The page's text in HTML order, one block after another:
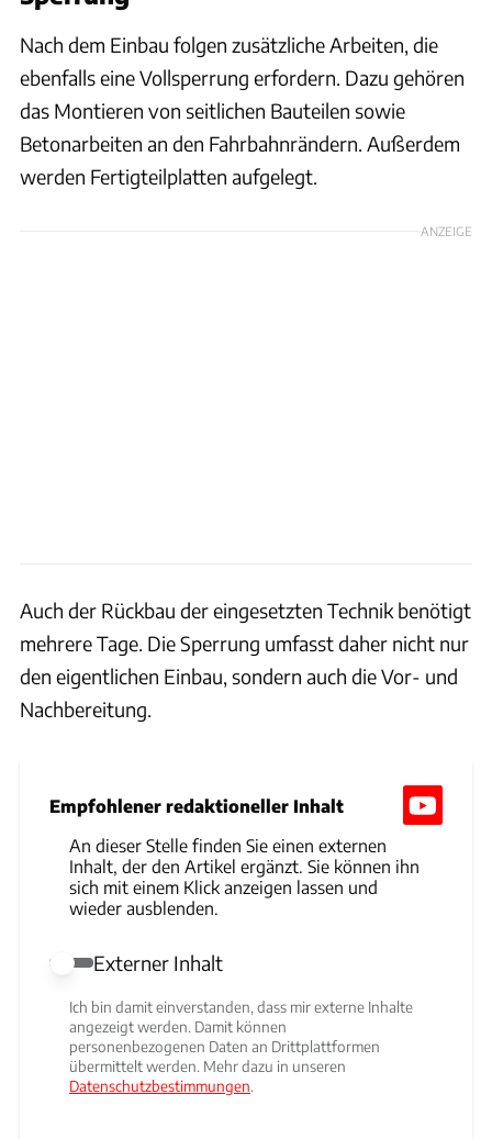
Nach dem Einbau folgen zusätzliche Arbeiten, die
ebenfalls eine Vollsperrung erfordern. Dazu gehören
das Montieren von seitlichen Bauteilen sowie
Betonarbeiten an den Fahrbahnrändern. Außerdem
werden Fertigteilplatten aufgelegt.
ANZEIGE
Auch der Rückbau der eingesetzten Technik benötigt
mehrere Tage. Die Sperrung umfasst daher nicht nur
den eigentlichen Einbau, sondern auch die Vor- und
Nachbereitung.
Empfohlener redaktioneller Inhalt
An dieser Stelle finden Sie einen externen
Inhalt, der den Artikel ergänzt. Sie können ihn
sich mit einem Klick anzeigen lassen und
wieder ausblenden.
Externer Inhalt erlauben
Externer Inhalt
Ich bin damit einverstanden, dass mir externe Inhalte
angezeigt werden. Damit können
personenbezogenen Daten an Drittplattformen
übermittelt werden. Mehr dazu in unseren
Datenschutzbestimmungen.